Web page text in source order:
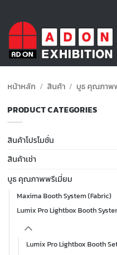
หน้าหลัก / สินค้า / บูธ คุณภาพ
PRODUCT CATEGORIES
สินค้าโปรโมชั่น
สินค้าเช่า
บูธ คุณภาพพรีเมี่ยม
Maxima Booth System (Fabric)
Lumix Pro Lightbox Booth
Lumix Pro Lightbox Booth